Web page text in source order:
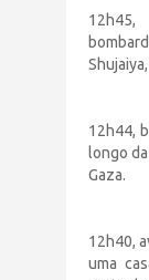
12h44,
longo
Gaza.
12h40,
uma